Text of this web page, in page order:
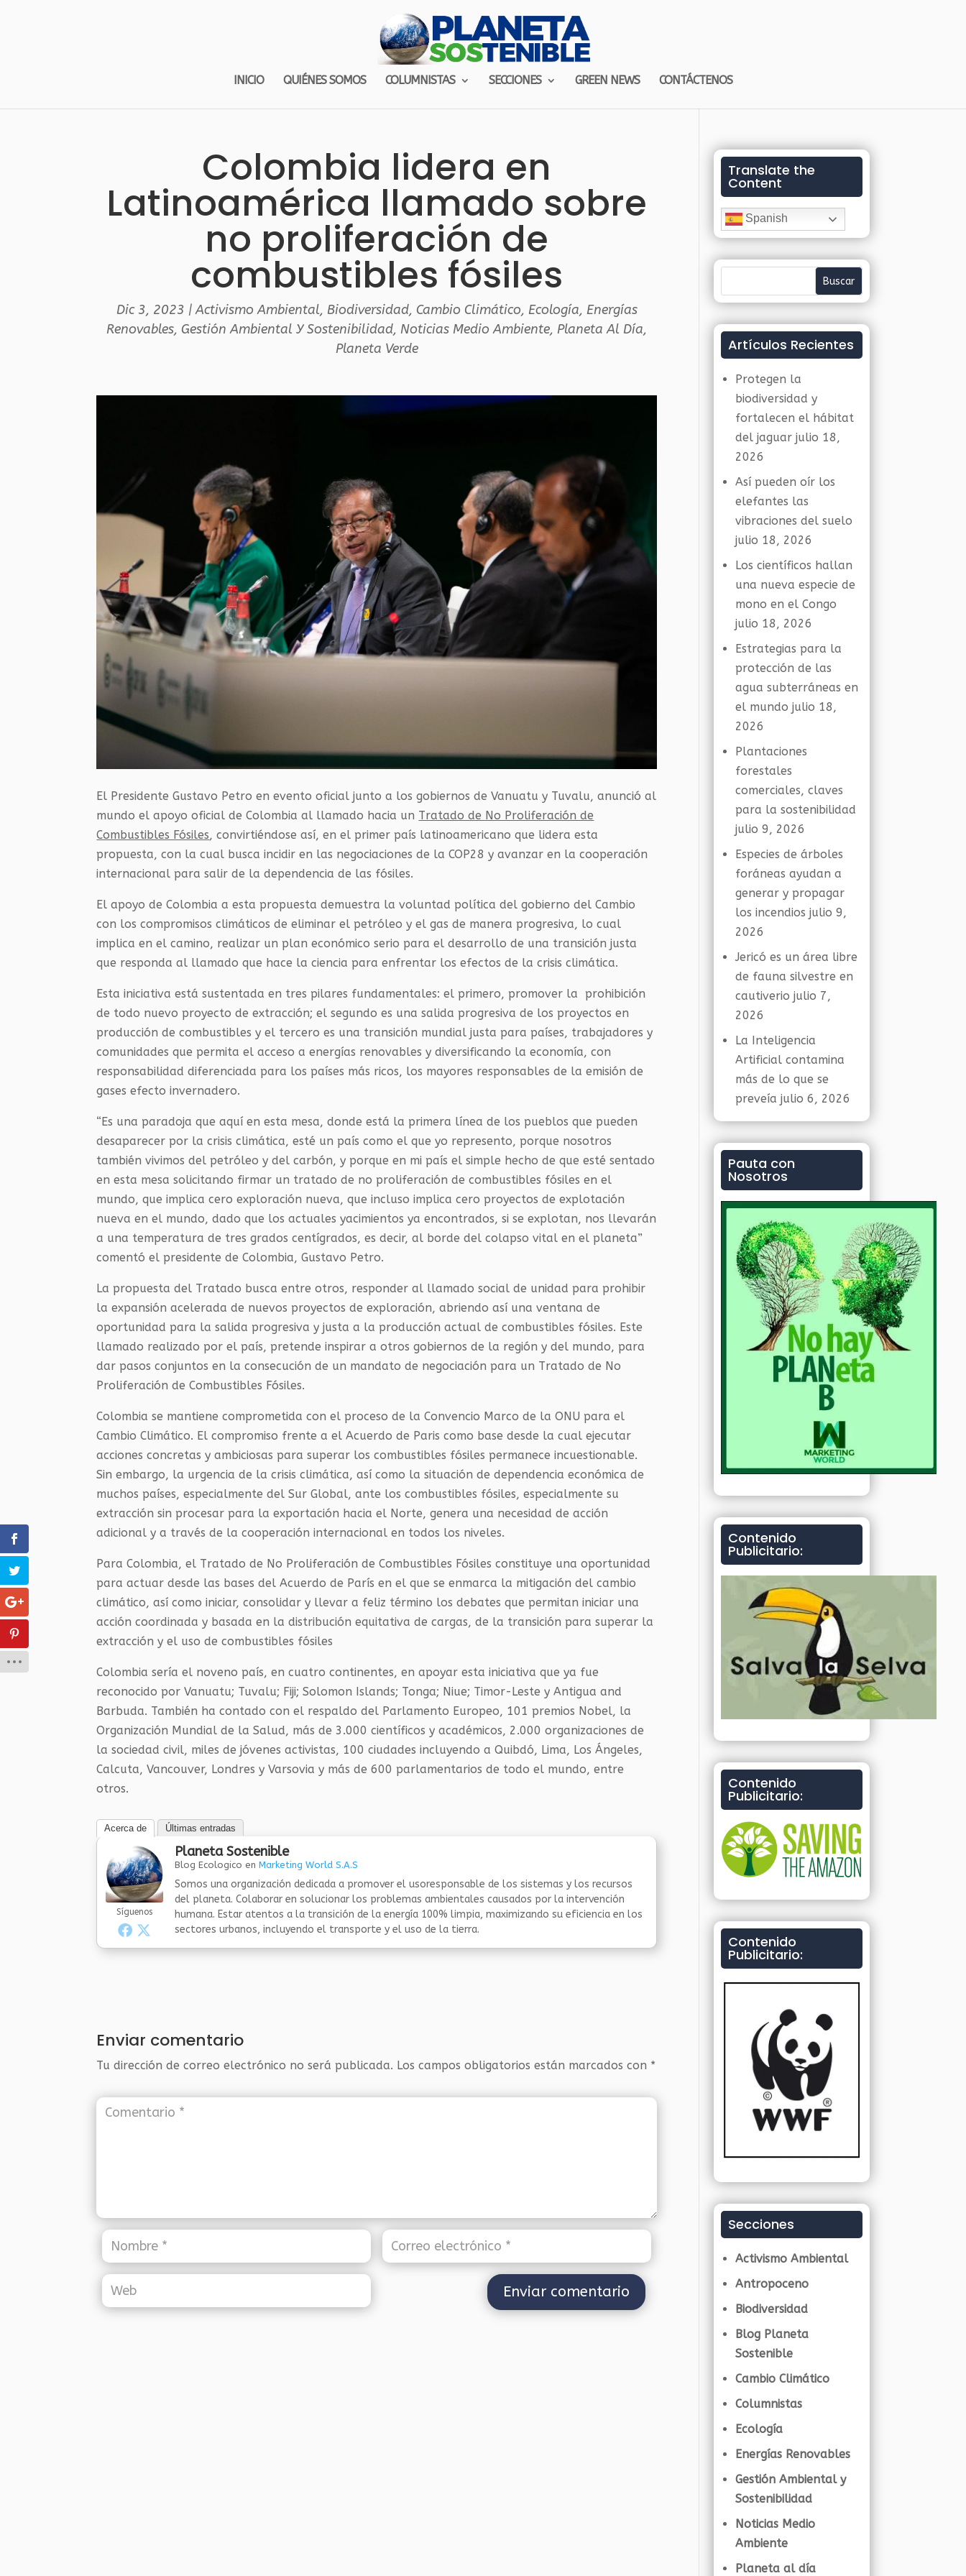
INICIO QUIÉNES SOMOS COLUMNISTAS SECCIONES GREEN NEWS CONTÁCTENOS
Colombia lidera en
Latinoamérica llamado sobre
no proliferación de
combustibles fósiles
Dic 3, 2023 |Activismo Ambiental, Biodiversidad, Cambio Climático, Ecología, Energías
Renovables, Gestión Ambiental Y Sostenibilidad,Noticias Medio Ambiente,Planeta Al Día,
Planeta Verde
El Presidente Gustavo Petro en evento oficial junto a los gobiernos de Vanuatu y Tuvalu, anunció al
mundo el apoyo oficial de Colombia al llamado hacia un Tratado de No Proliferación de
Combustibles Fósiles, convirtiéndose así, en el primer país latinoamericano que lidera esta
propuesta, con la cual busca incidir en las negociaciones de la COP28 y avanzar en la cooperación
internacional para salir de la dependencia de las fósiles.
El apoyo de Colombia a esta propuesta demuestra la voluntad política del gobierno del Cambio
con los compromisos climáticos de eliminar el petróleo y el gas de manera progresiva, lo cual
implica en el camino, realizar un plan económico serio para el desarrollo de una transición justa
que responda al llamado que hace la ciencia para enfrentar los efectos de la crisis climática.
Esta iniciativa está sustentada en tres pilares fundamentales: el primero, promover la prohibición
de todo nuevo proyecto de extracción; el segundo es una salida progresiva de los proyectos en
producción de combustibles y el tercero es una transición mundial justa para países, trabajadores y
comunidades que permita el acceso a energías renovables y diversificando la economía, con
responsabilidad diferenciada para los países más ricos, los mayores responsables de la emisión de
gases efecto invernadero.
“Es una paradoja que aquí en esta mesa, donde está la primera línea de los pueblos que pueden
desaparecer por la crisis climática, esté un país como el que yo represento, porque nosotros
también vivimos del petróleo y del carbón, y porque en mi país el simple hecho de que esté sentado
en esta mesa solicitando firmar un tratado de no proliferación de combustibles fósiles en el
mundo, que implica cero exploración nueva, que incluso implica cero proyectos de explotación
nueva en el mundo, dado que los actuales yacimientos ya encontrados, si se explotan, nos llevarán
a una temperatura de tres grados centígrados, es decir, al borde del colapsovital en el planeta”
comentó el presidente de Colombia, Gustavo Petro.
La propuesta del Tratado busca entre otros, responder al llamado social de unidad para prohibir
la expansión acelerada de nuevos proyectos de exploración, abriendo así una ventana de
oportunidad para la salida progresiva y justa a la producción actual de combustibles fósiles. Este
llamado realizado por el país, pretende inspirar a otros gobiernos de la región y del mundo, para
dar pasos conjuntos en la consecución de un mandato de negociación para un Tratado de No
Proliferación de Combustibles Fósiles.
Colombia se mantiene comprometida con el proceso de la Convencio Marco de laONU para el
Cambio Climático. El compromiso frente a el Acuerdo de Paris como base desde la cual ejecutar
acciones concretas y ambiciosas para superar los combustibles fósiles permanece incuestionable.
Sin embargo, la urgencia de la crisis climática, así como la situación de dependencia económica de
muchos países, especialmente del Sur Global, ante los combustibles fósiles, especialmente su
extracción sin procesar para la exportación hacia el Norte, genera una necesidad de acción
adicional y a través de la cooperación internacional en todos los niveles.
Para Colombia, el Tratado de No Proliferación de Combustibles Fósiles constituye una oportunidad
para actuar desde las bases del Acuerdo de París en el que se enmarca la mitigación del cambio
climático, así como iniciar, consolidar y llevar a feliz término los debates que permitan iniciar una
acción coordinada y basada en la distribución equitativa de cargas, de la transición para superar la
extracción y el uso de combustibles fósiles
Colombia sería el noveno país, en cuatro continentes, en apoyar esta iniciativa que ya fue
reconocido por Vanuatu; Tuvalu; Fiji; Solomon Islands; Tonga; Niue; Timor-Leste y Antigua and
Barbuda. También ha contado con el respaldo del Parlamento Europeo, 101 premios Nobel, la
Organización Mundial de la Salud, más de 3.000 científicos y académicos, 2.000 organizaciones de
la sociedad civil, miles de jóvenes activistas, 100 ciudades incluyendo a Quibdó, Lima, Los Ángeles,
Calcuta, Vancouver, Londres y Varsovia y más de 600 parlamentarios de todo el mundo, entre
otros.
Acerca de Últimas entradas
Síguenos
Planeta Sostenible
Blog Ecologico enMarketing World S.A.S
Somos una organización dedicada a promover el usoresponsable de los sistemas y los recursos
del planeta. Colaborar en solucionar los problemas ambientales causados por la intervención
humana. Estar atentos a la transición de la energía 100% limpia, maximizando su eficiencia en los
sectores urbanos, incluyendo el transporte y el uso de la tierra.
Enviar comentario
Tu dirección de correo electrónico no será publicada. Los campos obligatorios están marcados con *
Translate the
Content
Spanish
Artículos Recientes
Protegen la
biodiversidad y
fortalecen el hábitat
del jaguar julio 18,
2026
Así pueden oír los
elefantes las
vibraciones del suelo
julio 18, 2026
Los científicos hallan
una nueva especie de
mono en el Congo
julio 18, 2026
Estrategias para la
protección de las
agua subterráneas en
el mundo julio 18,
2026
Plantaciones
forestales
comerciales, claves
para la sostenibilidad
julio 9, 2026
Especies de árboles
foráneas ayudan a
generar y propagar
los incendios julio 9,
2026
Jericó es un área libre
de fauna silvestre en
cautiverio julio 7,
2026
La Inteligencia
Artificial contamina
más de lo que se
preveía julio 6, 2026
Pauta con
Nosotros
Contenido
Publicitario:
Contenido
Publicitario:
Contenido
Publicitario:
Secciones
Activismo Ambiental
Antropoceno
Biodiversidad
Blog Planeta
Sostenible
Cambio Climático
Columnistas
Ecología
Energías Renovables
Gestión Ambiental y
Sostenibilidad
Noticias Medio
Ambiente
Planeta al día